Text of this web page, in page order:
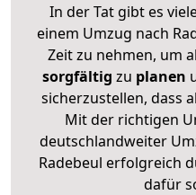
In der Tat gibt es
einem Umzug nach
Zeit zu nehmen, um
sorgfältig zu planen
sicherzustellen, dass
Mit der richtigen
deutschlandweiter
Radebeul erfolgreich
dafür